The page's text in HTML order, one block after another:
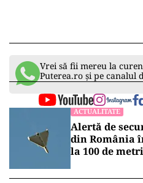
Vrei să fii mereu la
Puterea.ro și pe canalul
ACTUALITATE
Alertă de
din România
la 100 de